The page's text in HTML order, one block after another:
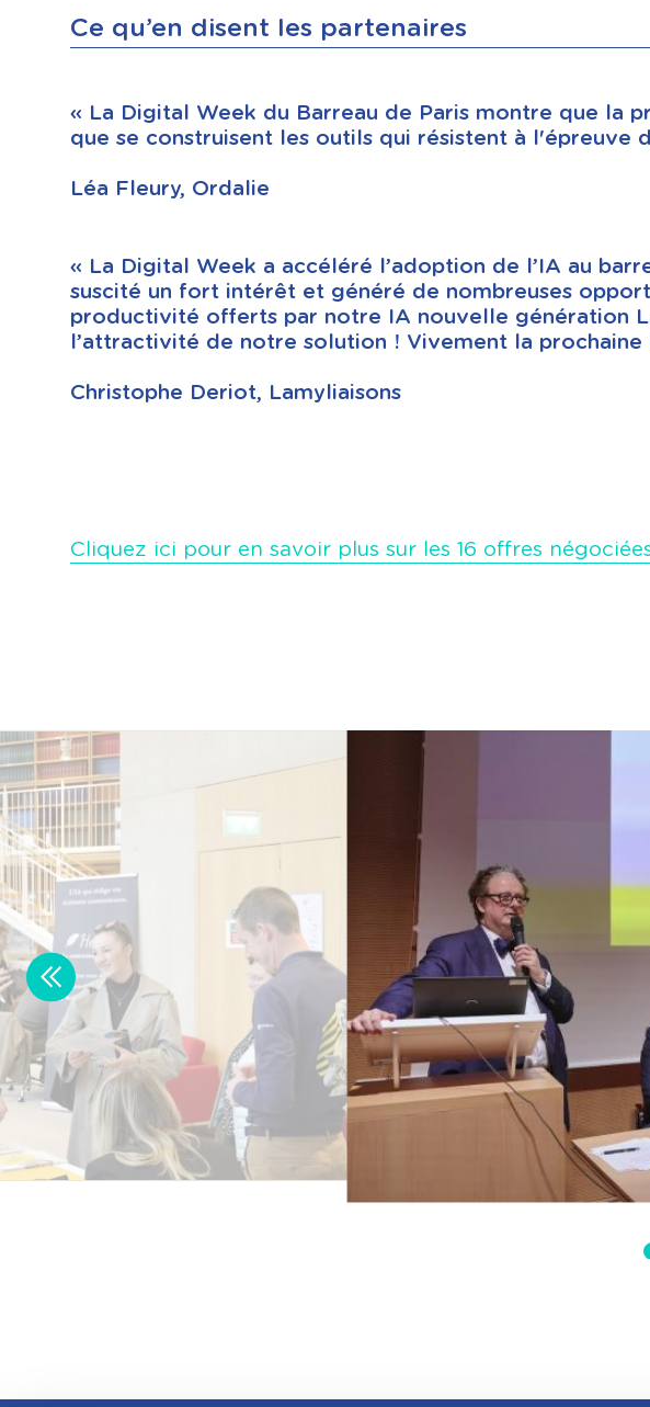
Ce qu’en disent les partenaires
« La Digital Week du Barreau de Paris montre que la
que se construisent les outils qui résistent à l'épreuve
Léa Fleury, Ordalie
« La Digital Week a accéléré l’adoption de l’IA au
suscité un fort intérêt et généré de nombreuses
productivité offerts par notre IA nouvelle génération
l’attractivité de notre solution ! Vivement la prochaine
Christophe Deriot, Lamyliaisons
Cliquez ici pour en savoir plus sur les 16 offres